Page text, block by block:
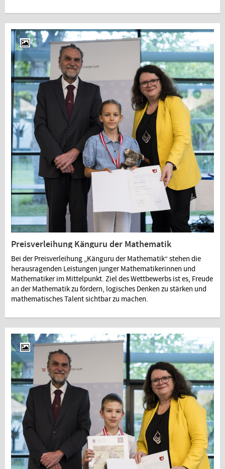
Preisverleihung Känguru der Mathematik
Bei der Preisverleihung „Känguru der Mathematik“ stehen die
herausragenden Leistungen junger Mathematikerinnen und
Mathematiker im Mittelpunkt. Ziel des Wettbewerbs ist es, Freude
an der Mathematik zu fördern, logisches Denken zu stärken und
mathematisches Talent sichtbar zu machen.